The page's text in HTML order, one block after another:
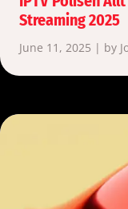
Streaming 2025
June 11, 2025 | by